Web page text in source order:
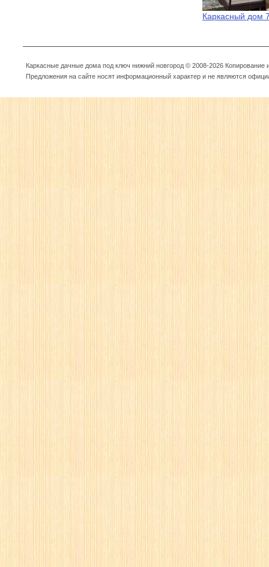
Каркасный дом
Каркасные дачные дома под ключ нижний новгород © 2008-2026
Предложения на сайте носят информационный характер и не являются